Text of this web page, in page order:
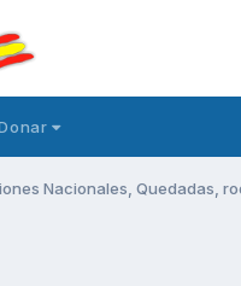
Nacionales, Quedadas,